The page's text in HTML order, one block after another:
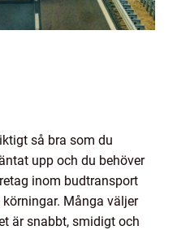
så bra som du
upp och du behöver
inom budtransport
Många väljer
är snabbt, smidigt och